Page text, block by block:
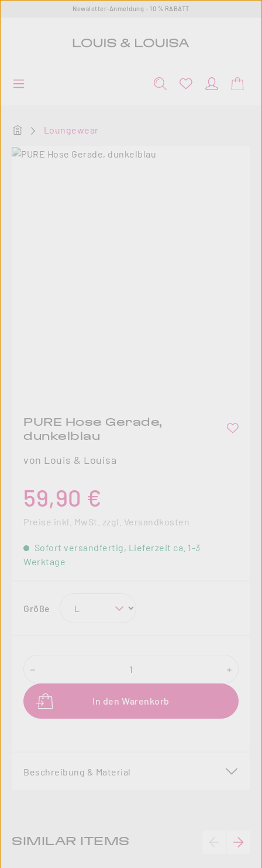
Zum Hauptinhalt springenNewsletter-Anmeldung - 10 % RABATT
Startseite
Loungewear
Bildergalerie überspringen
PURE Hose Gerade,
dunkelblau
von Louis & Louisa
59,90 €
Preise inkl. MwSt. zzgl. Versandkosten
Sofort versandfertig, Lieferzeit ca. 1-3
Werktage
Größe auswählen
Produkt Anzahl: Gib den gewünschten
In den Warenkorb
Beschreibung & Material
Produktgalerie überspringen
SIMILAR ITEMS